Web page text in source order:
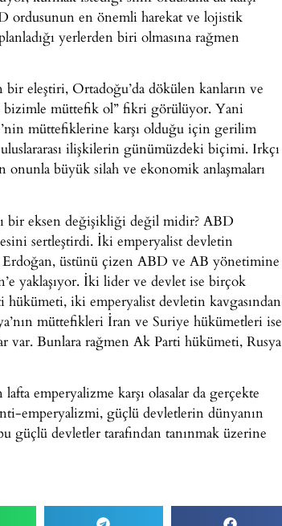
ordusunun en önemli harekat ve lojistik
yerlerden biri olmasına rağmen
eleştiri, Ortadoğu’da dökülen kanların ve
bizimle müttefik ol” fikri görülüyor. Yani
müttefiklerine karşı olduğu için gerilim
ilişkilerin günümüzdeki biçimi. Irkçı
büyük silah ve ekonomik anlaşmaları
bir eksen değişikliği değil midir? ABD
sertleştirdi. İki emperyalist devletin
Erdoğan, üstünü çizen ABD ve AB yönetimine
yaklaşıyor. İki lider ve devlet ise birçok
iki emperyalist devletin kavgasından
müttefikleri İran ve Suriye hükümetleri ise
var. Bunlara rağmen Ak Parti hükümeti, Rusya
emperyalizme karşı olasalar da gerçekte
emperyalizmi, güçlü devletlerin dünyanın
güçlü devletler tarafından tanınmak üzerine